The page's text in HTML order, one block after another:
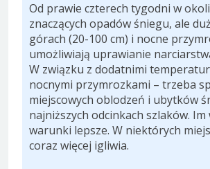
Od prawie czterech tygodni w
znaczących opadów śniegu, ale
górach (20-100 cm) i nocne
umożliwiają uprawianie
W związku z dodatnimi
nocnymi przymrozkami – trzeba
miejscowych oblodzeń i ubytków
najniższych odcinkach szlaków. Im
warunki lepsze. W niektórych
coraz więcej igliwia.